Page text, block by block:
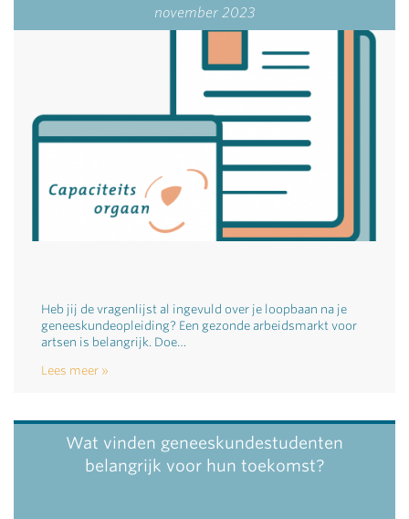
november 2023
Heb jij de vragenlijst al ingevuld over je loopbaan na je
geneeskundeopleiding? Een gezonde arbeidsmarkt voor
artsen is belangrijk. Doe…
Lees meer
Wat vinden geneeskundestudenten
belangrijk voor hun toekomst?